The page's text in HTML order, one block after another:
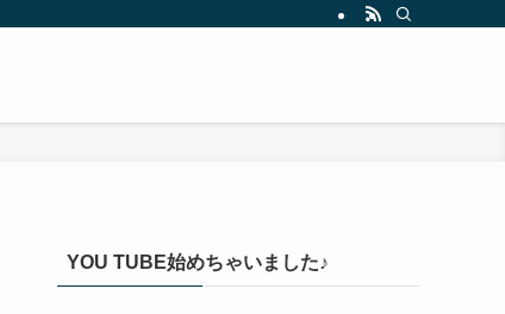
YOU TUBE始めちゃいました♪